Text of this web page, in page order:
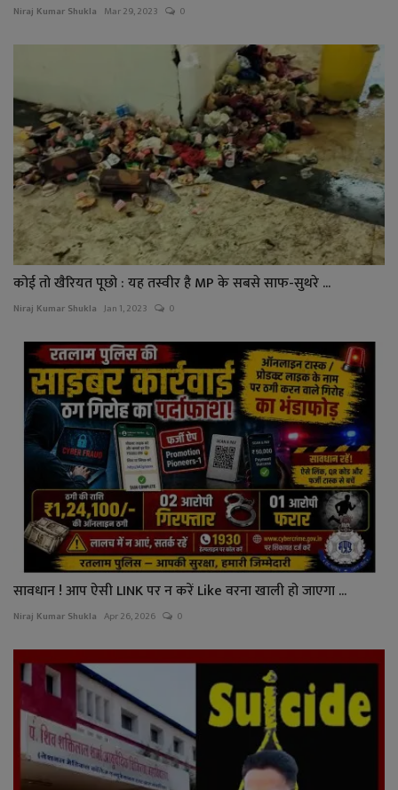
Niraj Kumar Shukla Mar 29, 2023 0
कोई तो खैरियत पूछो : यह तस्वीर है MP के सबसे साफ-सुथरे ...
Niraj Kumar Shukla Jan 1, 2023 0
सावधान ! आप ऐसी LINK पर न करें Like वरना खाली हो जाएगा ...
Niraj Kumar Shukla Apr 26, 2026 0